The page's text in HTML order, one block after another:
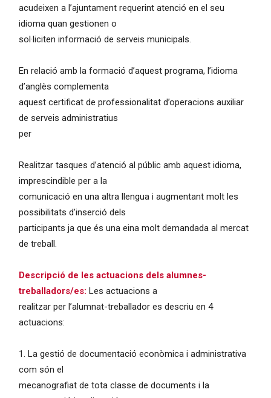
acudeixen a l’ajuntament requerint atenció en el seu
idioma quan gestionen o
sol·liciten informació de serveis municipals.
En relació amb la formació d’aquest programa, l’idioma
d’anglès complementa
aquest certificat de professionalitat d’operacions auxiliar
de serveis administratius
per
Realitzar tasques d’atenció al públic amb aquest idioma,
imprescindible per a la
comunicació en una altra llengua i augmentant molt les
possibilitats d’inserció dels
participants ja que és una eina molt demandada al mercat
de treball.
Descripció de les actuacions dels alumnes-
treballadors/es: Les actuacions a
realitzar per l’alumnat-treballador es descriu en 4
actuacions:
1. La gestió de documentació econòmica i administrativa
com són el
mecanografiat de tota classe de documents i la